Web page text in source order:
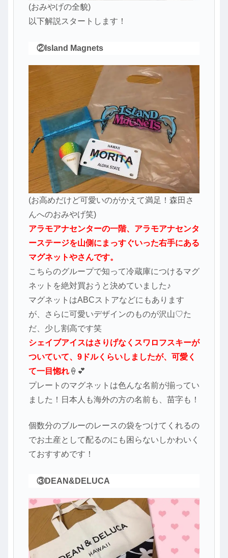
(おみやげの全貌)
以下解説スタートします！
②Island Magnets
(お高めだけど可愛いのがかえて満足！森田さ
んへのおみやげ笑)
アラモアナセンターの一階、アラモアナセンタ
ーステージを山側にまっすぐいった右手にある
マグネットやさんです。
こちらのグループで知って冷蔵庫につけるマグ
ネットを絶対買おうと決めていました♪
マグネットはABCストアなどにもあります
が、さらに可愛いデザインのものが沢山♡た
だ、少し割高です笑
シェイブアイスはさりげなくスワロフスキーが
ついていて、9ドルくらいしましたが、可愛く
て一目惚れ🍦💕
プレートのマグネットは色んな名前が揃ってい
ました！日本人も海外の方の名前も、苗字も！
個数分のブルーのレースの袋をつけてくれるの
でお土産として配るのにも困らないしかわいく
ておすすめです！
③DEAN&DELUCA